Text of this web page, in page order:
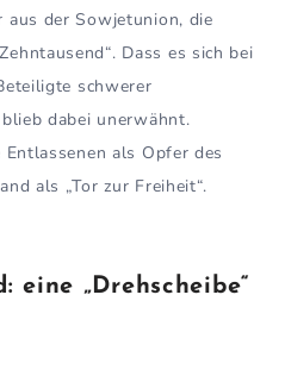
aus der Sowjetunion, die
Dass es sich bei
schwerer
dabei unerwähnt.
als Opfer des
als „Tor zur Freiheit“.
eine „Drehscheibe“